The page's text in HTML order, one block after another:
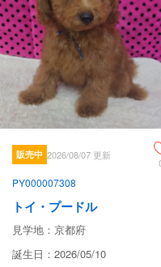
販売中 2026/08/07 更新
PY000007308
トイ・プードル
見学地：京都府
誕生日：2026/05/10